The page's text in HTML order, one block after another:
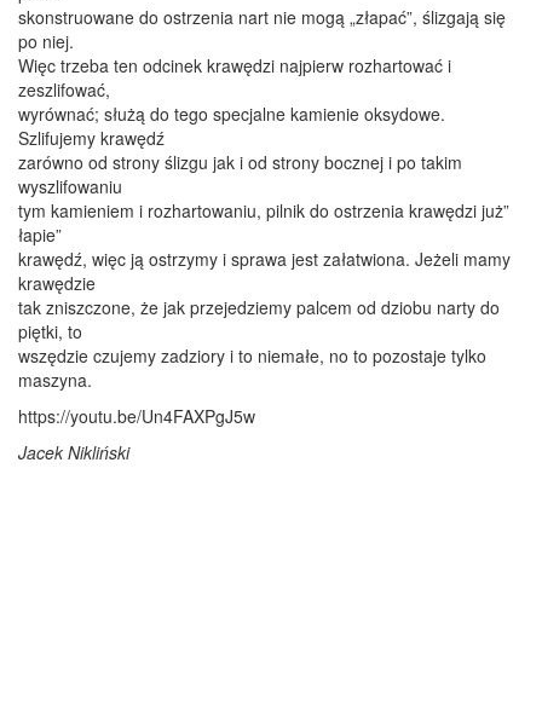
skonstruowane do ostrzenia nart nie mogą „złapać”, ślizgają się
po niej.
Więc trzeba ten odcinek krawędzi najpierw rozhartować i
zeszlifować,
wyrównać; służą do tego specjalne kamienie oksydowe.
Szlifujemy krawędź
zarówno od strony ślizgu jak i od strony bocznej i po takim
wyszlifowaniu
tym kamieniem i rozhartowaniu, pilnik do ostrzenia krawędzi już”
łapie”
krawędź, więc ją ostrzymy i sprawa jest załatwiona. Jeżeli mamy
krawędzie
tak zniszczone, że jak przejedziemy palcem od dziobu narty do
piętki, to
wszędzie czujemy zadziory i to niemałe, no to pozostaje tylko
maszyna.
https://youtu.be/Un4FAXPgJ5w
Jacek Nikliński